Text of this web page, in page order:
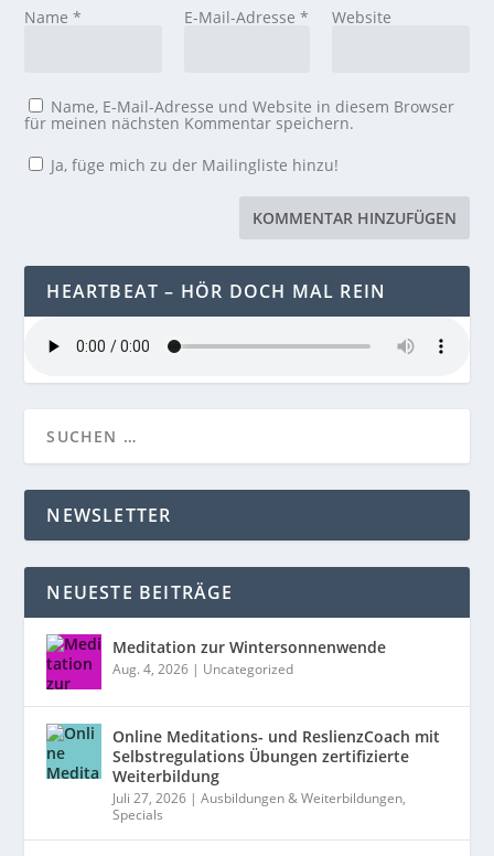
Name* E-Mail-Adresse * Website
Name, E-Mail-Adresse und Website in diesem Browser
für meinen nächsten Kommentar speichern.
Ja, füge mich zu der Mailingliste hinzu!
HEARTBEAT – HÖR DOCH MAL REIN
NEWSLETTER
NEUESTE BEITRÄGE
Meditation zur Wintersonnenwende
Aug. 4, 2026 | Uncategorized
Online Meditations- und ReslienzCoach mit
Selbstregulations Übungen zertifizierte
Weiterbildung
Juli 27, 2026 |Ausbildungen & Weiterbildungen,
Specials